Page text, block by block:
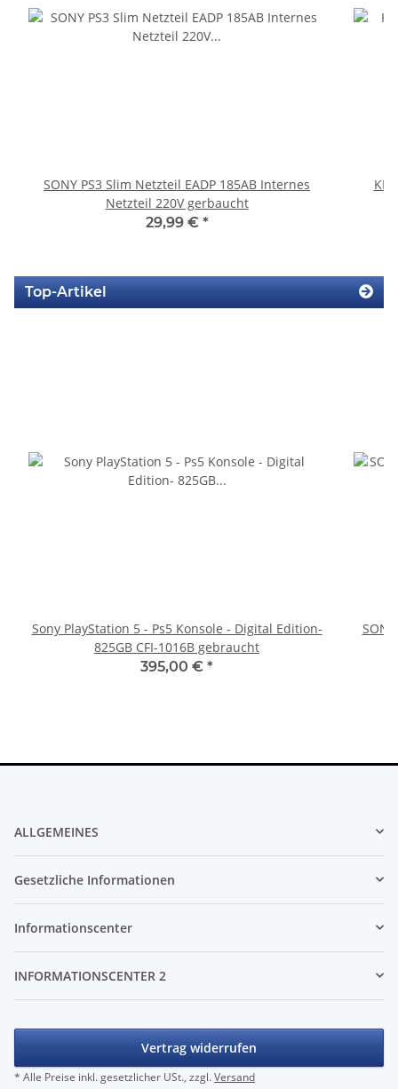
SONY PS3 Slim Netzteil EADP 185AB Internes
Netzteil 220V gerbaucht
29,99 € *
Top-Artikel
Sony PlayStation 5 - Ps5 Konsole - Digital Edition-
825GB CFI-1016B gebraucht
395,00 € *
ALLGEMEINES
Gesetzliche Informationen
Informationscenter
INFORMATIONSCENTER 2
Vertrag widerrufen
* Alle Preise inkl. gesetzlicher USt., zzgl.Versand